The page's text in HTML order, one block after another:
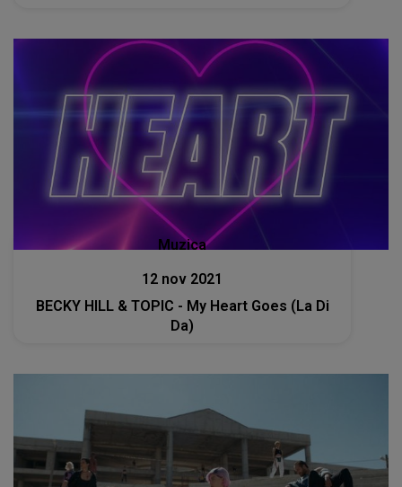
Muzica
12 nov 2021
BECKY HILL & TOPIC - My Heart Goes (La Di
Da)